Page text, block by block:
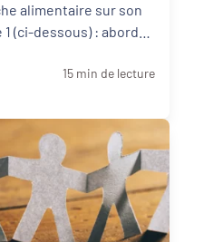
alimentaire sur son
(ci-dessous) : aborde
15 min de lecture